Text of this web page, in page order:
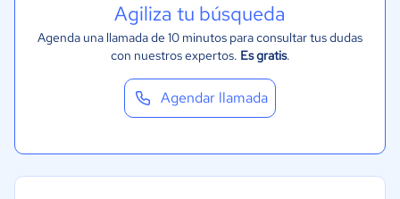
Agiliza tu búsqueda
Agenda una llamada de 10 minutos para consultar tus dudas
con nuestros expertos. Es gratis.
Agendar llamada